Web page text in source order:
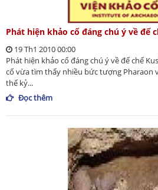
Phát hiện khảo cổ đáng chú ý về đế
19 Th1 2010 00:00
Phát hiện khảo cổ đáng chú ý về đế chế
cổ vừa tìm thấy nhiều bức tượng Pharaon
thế kỷ...
Đọc thêm